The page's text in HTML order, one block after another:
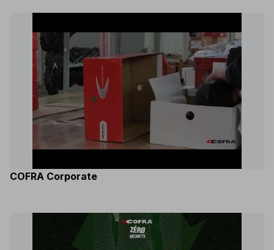
COFRA Corporate